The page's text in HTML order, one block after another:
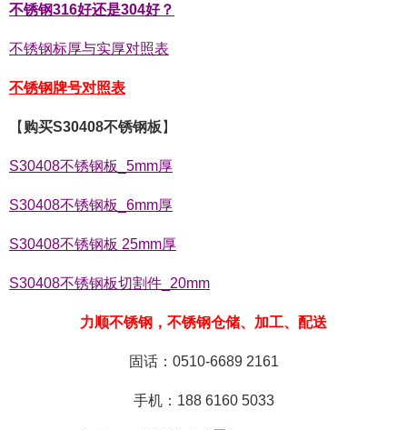
不锈钢316好还是304好？
不锈钢标厚与实厚对照表
不锈钢牌号对照表
【 购买S30408不锈钢板 】
S30408不锈钢板_5mm厚
S30408不锈钢板_6mm厚
S30408不锈钢板 25mm厚
S30408不锈钢板切割件_20mm
力顺不锈钢，不锈钢仓储、加工、配送
固话：0510-6689 2161
手机：188 6160 5033